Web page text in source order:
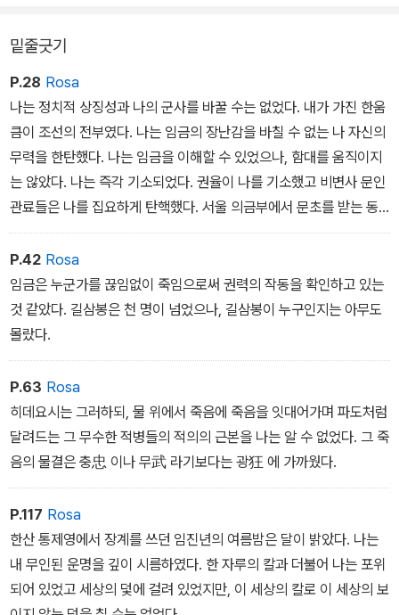
밑줄긋기
P.28 Rosa
나는 정치적 상징성과 나의 군사를 바꿀 수는 없었다. 내가 가진 한움
큼이 조선의 전부였다. 나는 임금의 장난감을 바칠 수 없는 나 자신의
무력을 한탄했다. 나는 임금을 이해할 수 있었으나, 함대를 움직이지
는 않았다. 나는 즉각 기소되었다. 권율이 나를 기소했고 비변사 문인
관료들은 나를 집요하게 탄핵했다. 서울 의금부에서 문초를 받는 동
안 나는 나를 기소한 자와 탄핵한 자들이 누구였던가를 비로소 알게
되었다. 나는 정치에 아둔했으나 나의 아둔함이 부끄럽지는 않았다.
P.42 Rosa
임금은 누군가를 끊임없이 죽임으로써 권력의 작동을 확인하고 있는
것 같았다. 길삼봉은 천 명이 넘었으나, 길삼봉이 누구인지는 아무도
몰랐다.
P.63 Rosa
히데요시는 그러하되, 물 위에서 죽음에 죽음을 잇대어가며 파도처럼
달려드는 그 무수한 적병들의 적의의 근본을 나는 알 수 없었다. 그 죽
음의 물결은 충忠 이나 무武 라기보다는 광狂 에 가까웠다.
P.117 Rosa
한산 통제영에서 장계를 쓰던 임진년의 여름밤은 달이 밝았다. 나는
내 무인된 운명을 깊이 시름하였다. 한 자루의 칼과 더불어 나는 포위
되어 있었고 세상의 덫에 걸려 있었지만, 이 세상의 칼로 이 세상의 보